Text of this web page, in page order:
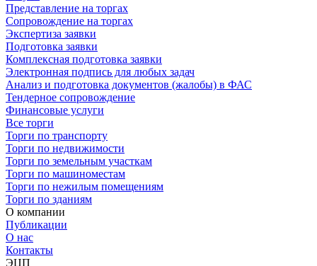
Представление на торгах
Сопровождение на торгах
Экспертиза заявки
Подготовка заявки
Комплексная подготовка заявки
Электронная подпись для любых задач
Анализ и подготовка документов (жалобы) в ФАС
Тендерное сопровождение
Финансовые услуги
Все торги
Торги по транспорту
Торги по недвижимости
Торги по земельным участкам
Торги по машиноместам
Торги по нежилым помещениям
Торги по зданиям
О компании
Публикации
О нас
Контакты
ЭЦП